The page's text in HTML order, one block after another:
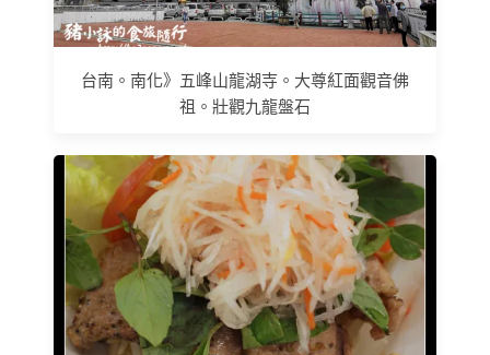
台南。南化》五峰山龍湖寺。大尊紅面觀音佛
祖。壯觀九龍盤石